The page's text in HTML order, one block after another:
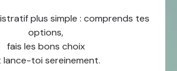
plus simple : comprends tes
options,
fais les bons choix
lance-toi sereinement.